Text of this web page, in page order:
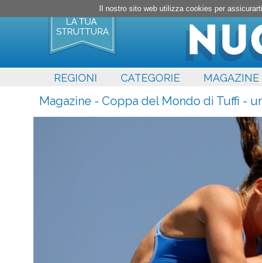
REGIONI CATEGORIE MAGAZINE
Magazine - Coppa del Mondo di Tuffi -
Il nostro sito web utilizza cookies per